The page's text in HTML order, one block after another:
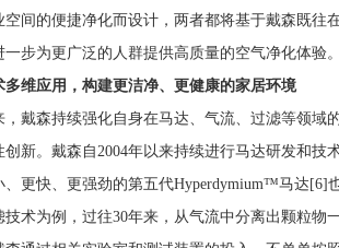
空间的便捷净化而设计，两者都将基于戴森既往
一步为更广泛的人群提供高质量的空气净化体验
应用，构建更洁净、更健康的家居环境
森持续强化自身在马达、气流、过滤等领域
创新。戴森自2004年以来持续进行马达研发和技
、更快、更强劲的第五代Hyperdymium™马达[6]
为例，过往30年来，从气流中分离出颗粒物